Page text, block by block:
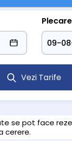
comunicante,
sunt prevăzute cu
sau
standard –
de:
unite
cablu și radio
și minifrigider cu
Plecare
Vezi Tarife
se pot face
cerere.